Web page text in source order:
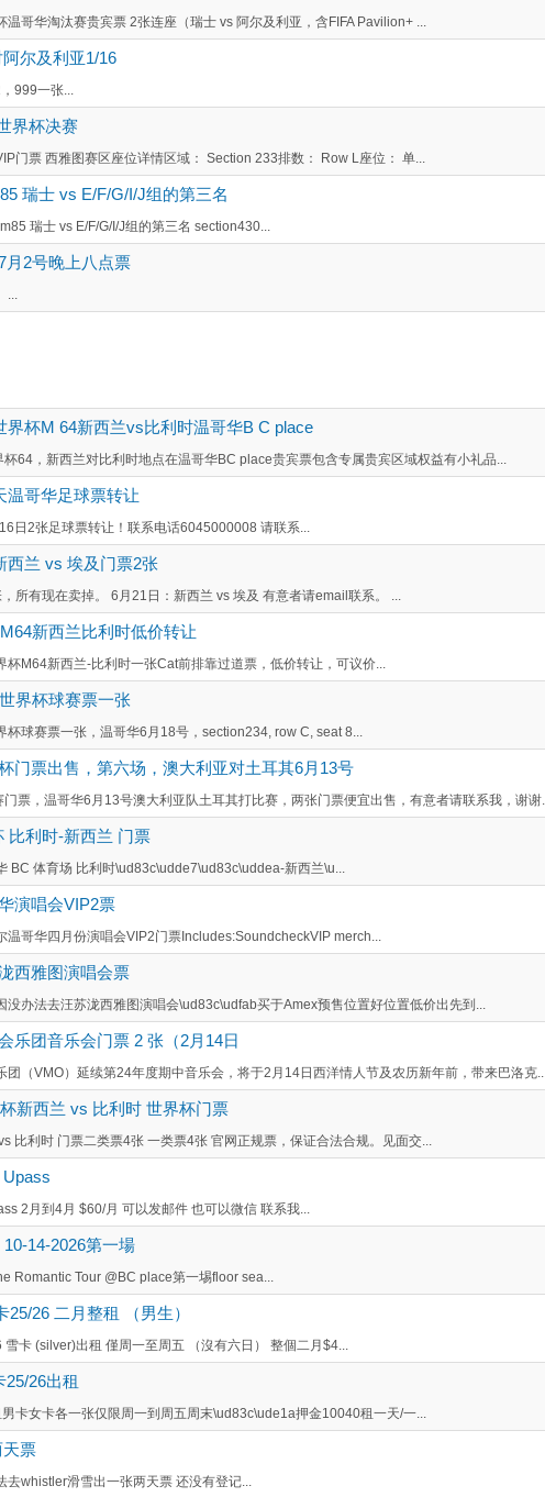
温哥华淘汰赛贵宾票 2张连座（瑞士 vs 阿尔及利亚，含FIFA Pavilion+ ...
尔及利亚1/16
999一张...
界杯决赛
门票 西雅图赛区座位详情区域： Section 233排数： Row L座位： 单...
瑞士 vs E/F/G/I/J组的第三名
瑞士 vs E/F/G/I/J组的第三名 section430...
月2号晚上八点票
界杯M 64新西兰vs比利时温哥华B C place
64，新西兰对比利时地点在温哥华BC place贵宾票包含专属贵宾区域权益有小礼品...
温哥华足球票转让
日2张足球票转让！联系电话6045000008 请联系...
西兰 vs 埃及门票2张
所有现在卖掉。 6月21日：新西兰 vs 埃及 有意者请email联系。 ...
新西兰比利时低价转让
杯M64新西兰-比利时一张Cat前排靠过道票，低价转让，可议价...
界杯球赛票一张
杯球赛票一张，温哥华6月18号，section234, row C, seat 8...
门票出售，第六场，澳大利亚对土耳其6月13号
票，温哥华6月13号澳大利亚队土耳其打比赛，两张门票便宜出售，有意者请联系我，谢谢...
比利时-新西兰 门票
BC 体育场 比利时\ud83c\udde7\ud83c\uddea-新西兰\u...
演唱会VIP2票
温哥华四月份演唱会VIP2门票Includes:SoundcheckVIP merch...
西雅图演唱会票
没办法去汪苏泷西雅图演唱会\ud83c\udfab买于Amex预售位置好位置低价出先到...
乐团音乐会门票 2 张（2月14日
团（VMO）延续第24年度期中音乐会，将于2月14日西洋情人节及农历新年前，带来巴洛克...
新西兰 vs 比利时 世界杯门票
比利时 门票二类票4张 一类票4张 官网正规票，保证合法合规。见面交...
2月到4月 $60/月 可以发邮件 也可以微信 联系我...
14-2026第一場
Romantic Tour @BC place第一埸floor sea...
25/26 二月整租 （男生）
卡 (silver)出租 僅周一至周五 （沒有六日） 整個二月$4...
26出租
卡女卡各一张仅限周一到周五周末\ud83c\ude1a️押金10040租一天/一...
天票
去whistler滑雪出一张两天票 还没有登记...